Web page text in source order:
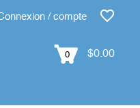
/ compte
0 $0.00